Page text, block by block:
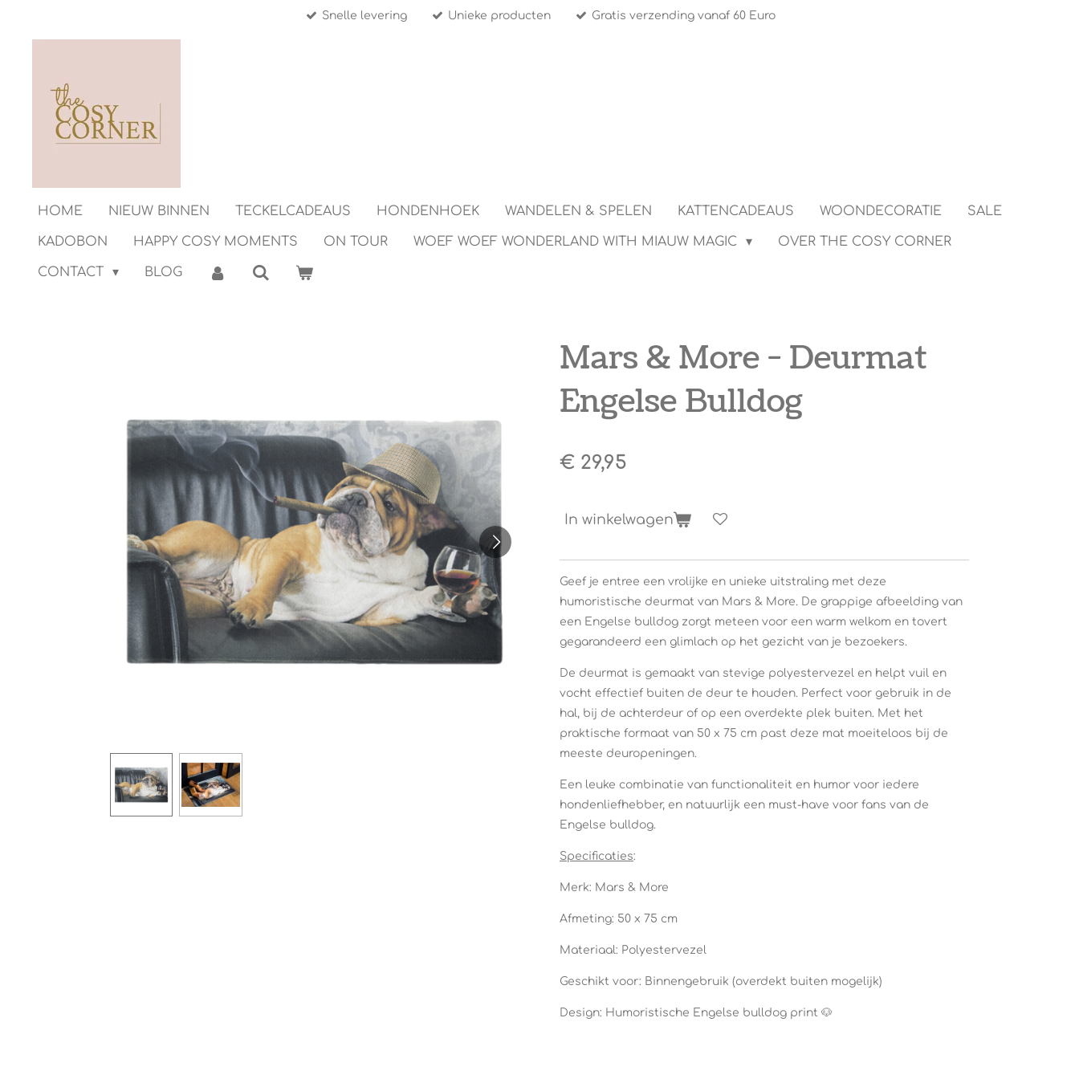
direct
hoofdinhoud
Snelle levering Unieke producten Gratis verzending vanaf 60 Euro
HOME NIEUW BINNEN TECKELCADEAUS HONDENHOEK WANDELEN & SPELEN KATTENCADEAUS WOONDECORATIE SALE
KADOBON HAPPY COSY MOMENTS ON TOUR WOEF WOEF WONDERLAND WITH MIAUW MAGIC OVER THE COSY CORNER
CONTACT BLOG
Mars & More - Deurmat
Engelse Bulldog
€ 29,95
In winkelwagen
Geef je entree een vrolijke en unieke uitstraling met deze
humoristische deurmat van Mars & More. De grappige afbeelding van
een Engelse bulldog zorgt meteen voor een warm welkom en tovert
gegarandeerd een glimlach op het gezicht van je bezoekers.
De deurmat is gemaakt van stevige polyestervezel en helpt vuil en
vocht effectief buiten de deur te houden. Perfect voor gebruik in de
hal, bij de achterdeur of op een overdekte plek buiten. Met het
praktische formaat van 50 x 75 cm past deze mat moeiteloos bij de
meeste deuropeningen.
Een leuke combinatie van functionaliteit en humor voor iedere
hondenliefhebber, en natuurlijk een must-have voor fans van de
Engelse bulldog.
Specificaties:
Merk: Mars & More
Afmeting: 50 x 75 cm
Materiaal: Polyestervezel
Geschikt voor: Binnengebruik (overdekt buiten mogelijk)
Design: Humoristische Engelse bulldog print 🐶